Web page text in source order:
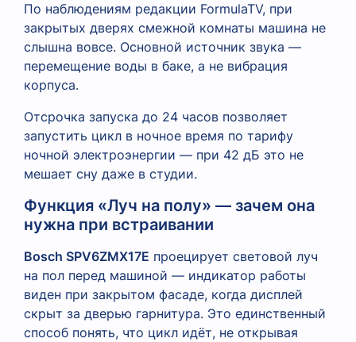
По наблюдениям редакции FormulaTV, при
закрытых дверях смежной комнаты машина не
слышна вовсе. Основной источник звука —
перемещение воды в баке, а не вибрация
корпуса.
Отсрочка запуска до 24 часов позволяет
запустить цикл в ночное время по тарифу
ночной электроэнергии — при 42 дБ это не
мешает сну даже в студии.
Функция «Луч на полу» — зачем она
нужна при встраивании
Bosch SPV6ZMX17E проецирует световой луч
на пол перед машиной — индикатор работы
виден при закрытом фасаде, когда дисплей
скрыт за дверью гарнитура. Это единственный
способ понять, что цикл идёт, не открывая